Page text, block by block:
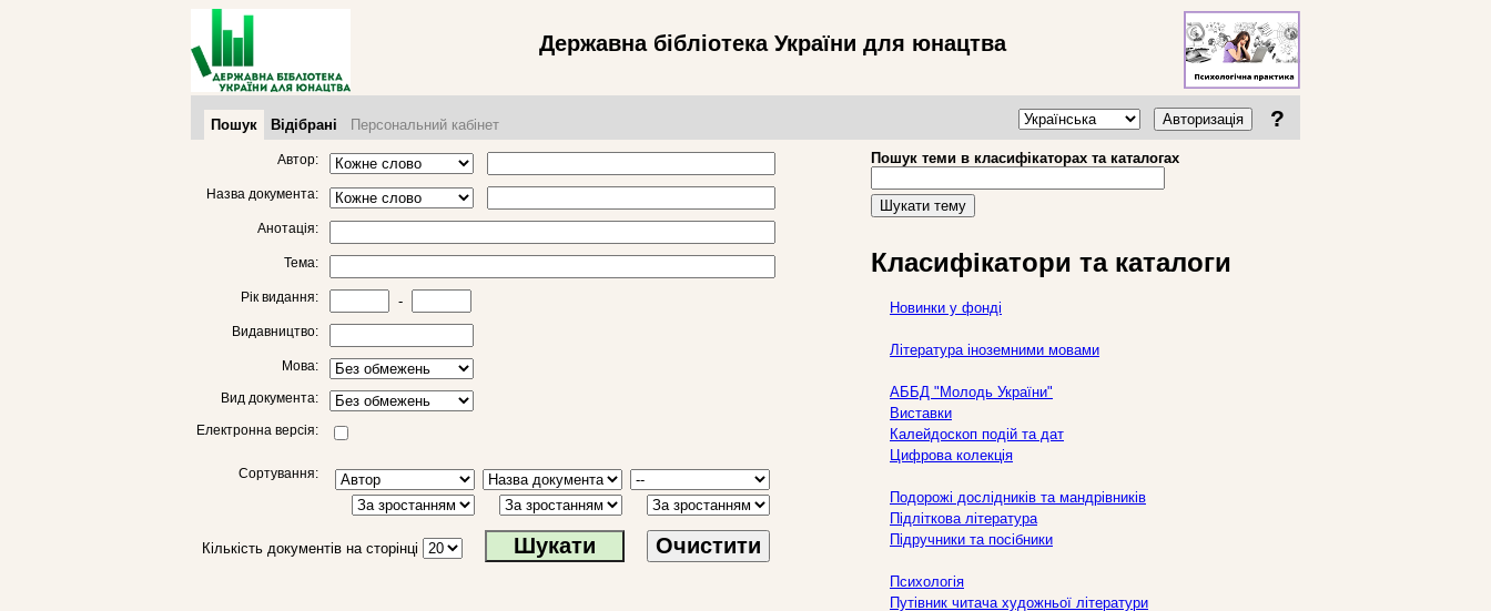
Державна бібліотека України для юнацтва
Пошук Відібрані Персональний кабінет Авторизація ?
Автор:
Назва документа:
Анотація:
Тема:
Рік видання: -
Видавництво:
Мова:
Вид документа:
Електронна версія:
Сортування:
Кількість документів на сторінці Очистити
Пошук теми в класифікаторах та каталогах
Шукати тему
Класифікатори та каталоги
Новинки у фонді
Література іноземними мовами
АББД "Молодь України"
Виставки
Калейдоскоп подій та дат
Цифрова колекція
Подорожі дослідників та мандрівників
Підліткова література
Підручники та посібники
Психологія
Путівник читача художньої літератури